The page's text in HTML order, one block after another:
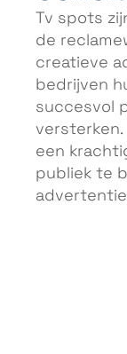
Tv spots
de
creatieve
bedrijven
succesvol
een
publiek te